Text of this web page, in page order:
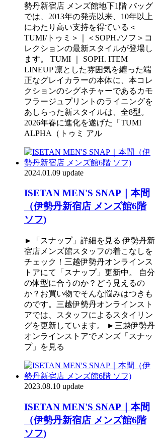
勢丹新宿店 メンズ館地下1階 バッグ
では、2013年の発売以来、10年以上
にわたり高い支持を得ている＜
TUMI/トゥミ＞｜＜SOPH./ソフ＞コ
レクションの最新スタイルが登場し
ます。 TUMI ｜ SOPH. ITEM
LINEUP 凛とした雰囲気を纏った端
正なグレイカラーの本体に、本コレ
クションのシグネチャーであるカモ
フラージュプリントのライニングを
あしらった新スタイルは、全8型。
2026年春に進化を遂げた「TUMI
ALPHA（トゥミ アル
2024.01.09 update
ISETAN MEN'S SNAP｜本間
（伊勢丹新宿店 メンズ館6階
ソフ)
►「スナップ」詳細を見る 伊勢丹新
宿店メンズ館スタッフの着こなしを
チェック！三越伊勢丹オンラインス
トアにて「スナップ」更新中。 自分
の体型に合うのか？どう見えるの
か？お買い物でそんな悩みはつきも
のです。三越伊勢丹オンラインスト
アでは、スタッフによるスタイリン
グを更新しています。 ►三越伊勢丹
オンラインストアでメンズ「スナッ
プ」を見る
2023.08.10 update
ISETAN MEN'S SNAP｜本間
（伊勢丹新宿店 メンズ館6階
ソフ)